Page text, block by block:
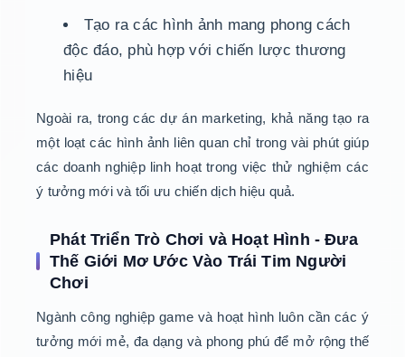
Tạo ra các hình ảnh mang phong cách
độc đáo, phù hợp với chiến lược thương
hiệu
Ngoài ra, trong các dự án marketing, khả năng tạo ra
một loạt các hình ảnh liên quan chỉ trong vài phút giúp
các doanh nghiệp linh hoạt trong việc thử nghiệm các
ý tưởng mới và tối ưu chiến dịch hiệu quả.
Phát Triển Trò Chơi và Hoạt Hình - Đưa
Thế Giới Mơ Ước Vào Trái Tim Người
Chơi
Ngành công nghiệp game và hoạt hình luôn cần các ý
tưởng mới mẻ, đa dạng và phong phú để mở rộng thế